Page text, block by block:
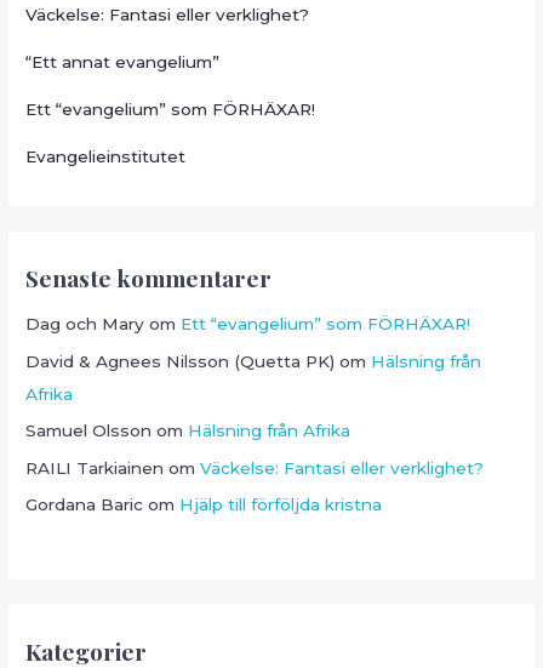
Väckelse: Fantasi eller verklighet?
“Ett annat evangelium”
Ett “evangelium” som FÖRHÄXAR!
Evangelieinstitutet
Senaste kommentarer
Dag och Mary om Ett “evangelium” som FÖRHÄXAR!
David & Agnees Nilsson (Quetta PK) om Hälsning från
Afrika
Samuel Olsson om Hälsning från Afrika
RAILI Tarkiainen omVäckelse: Fantasi eller verklighet?
Gordana Baric om Hjälp till förföljda kristna
Kategorier